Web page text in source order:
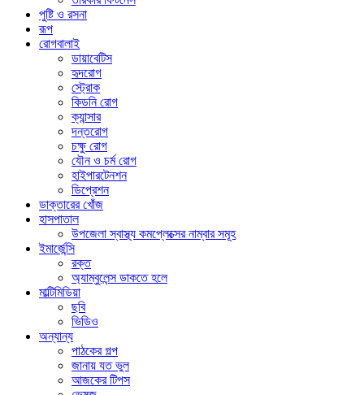
পুষ্টি ও রসনা
রূপ
রোগবালাই
ডায়াবেটিস
হৃদরোগ
স্ট্রোক
কিডনি রোগ
ক্যান্সার
দন্তরোগ
চক্ষু রোগ
যৌন ও চর্ম রোগ
হাইপারটেনশন
ডিপ্রেশন
ডাক্তারের খোঁজ
হাসপাতাল
উপজেলা স্বাস্থ্য কমপ্লেক্সের নাম্বার সমূহ
ইমার্জেন্সি
রক্ত
অ্যাম্বুলেন্স ডাকতে হলে
মাল্টিমিডিয়া
ছবি
ভিডিও
অন্যান্য
পাঠকের গল্প
জানায় যত ভুল
আজকের টিপস